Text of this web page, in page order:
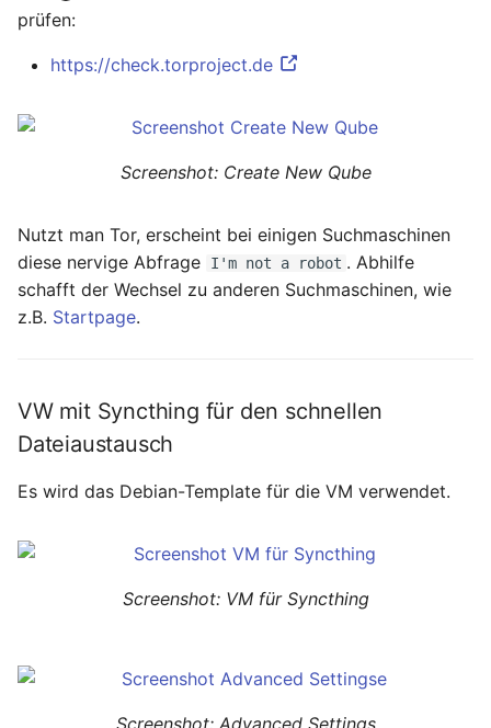
prüfen:
https://check.torproject.de
Screenshot: Create New Qube
Nutzt man Tor, erscheint bei einigen Suchmaschinen
diese nervige Abfrage
I'm not a robot . Abhilfe
schafft der Wechsel zu anderen Suchmaschinen, wie
z.B. Startpage.
VW mit Syncthing für den schnellen
Dateiaustausch
Es wird das Debian-Template für die VM verwendet.
Screenshot: VM für Syncthing